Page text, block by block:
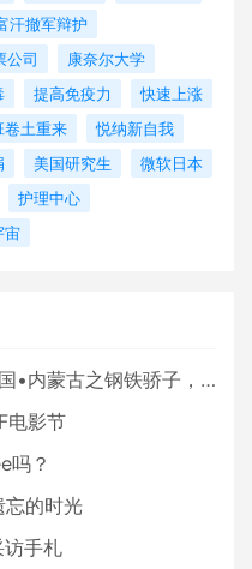
汗撤军辩护
公司
康奈尔大学
提高免疫力
快速上涨
卷土重来
悦纳新自我
美国研究生
微软日本
护理中心
宙
内蒙古之钢铁骄子，魅力包头
电影节
吗？
忘的时光
访手札